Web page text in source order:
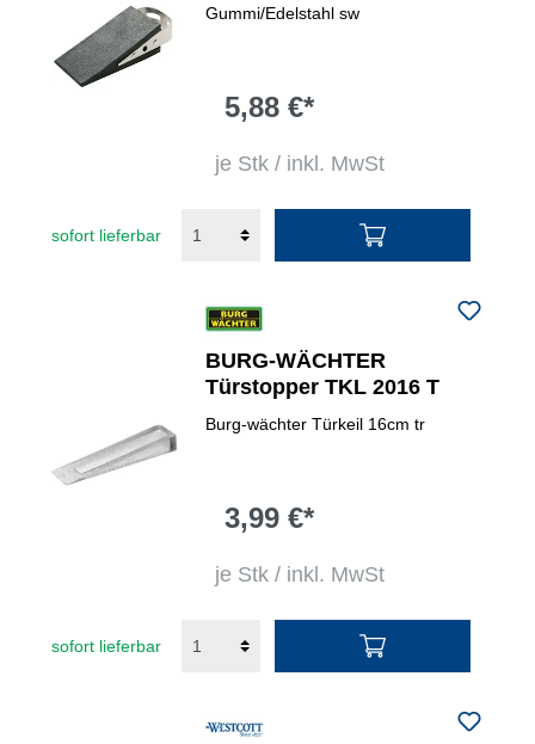
Gummi/Edelstahl sw
5,88 €*
je Stk / inkl. MwSt
sofort lieferbar
BURG-WÄCHTER
Türstopper TKL 2016 T
Burg-wächter Türkeil 16cm tr
3,99 €*
je Stk / inkl. MwSt
sofort lieferbar